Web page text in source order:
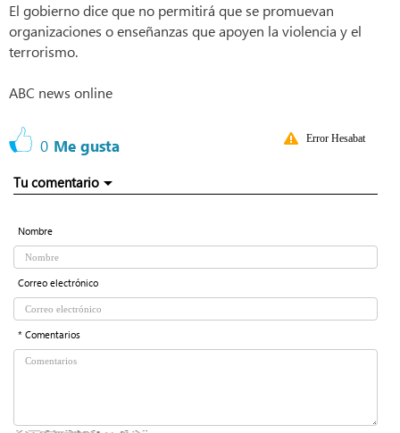
El gobierno dice que no permitirá que se promuevan
organizaciones o enseñanzas que apoyen la violencia y el
terrorismo.
ABC news online
0 Me gusta Error Hesabat
Tu comentario
Nombre
Correo electrónico
* Comentarios